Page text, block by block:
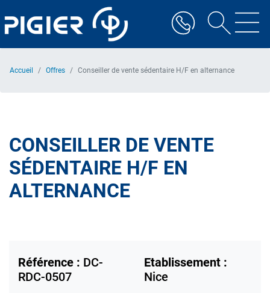
au
contenu
Accueil Offres Conseiller de vente sédentaire H/F en alternance
CONSEILLER DE VENTE
SÉDENTAIRE H/F EN
ALTERNANCE
Référence : DC-
RDC-0507
Etablissement :
Nice